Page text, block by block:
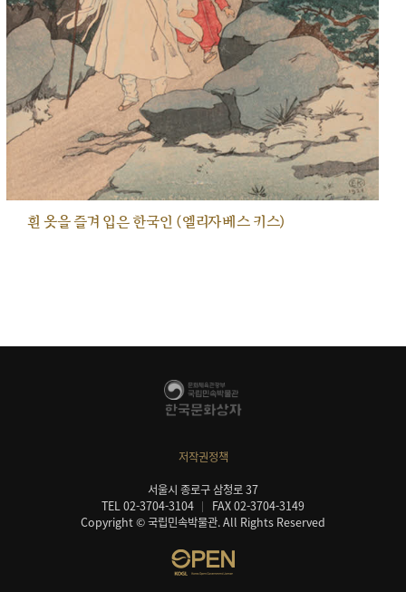
흰 옷을 즐겨 입은 한국인 (엘리자베스 키스)
저작권정책
서울시 종로구 삼청로 37
TEL 02-3704-3104
FAX 02-3704-3149
Copyright © 국립민속박물관. All Rights Reserved